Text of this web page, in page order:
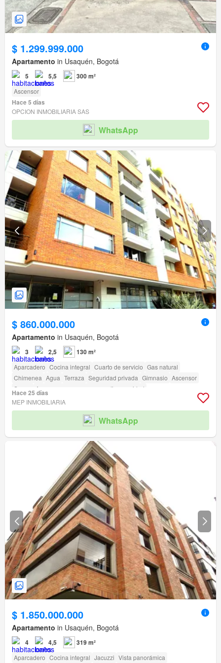
$ 1.299.999.000
Apartamento in Usaquén, Bogotá
5 5,5 300 m²
Ascensor
Hace 5 días
OPCION INMOBILIARIA SAS
WhatsApp
$ 860.000.000
Apartamento in Usaquén, Bogotá
3 2,5 130 m²
Aparcadero Cocina integral Cuarto de servicio Gas natural
Chimenea Agua Terraza Seguridad privada Gimnasio Ascensor
Sauna
Acceso para personas con discapacidad
Hace 25 días
MEP INMOBILIARIA
WhatsApp
$ 1.850.000.000
Apartamento in Usaquén, Bogotá
4 4,5 319 m²
Aparcadero Cocina integral Jacuzzi Vista panorámica